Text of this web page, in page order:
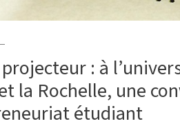
: à
la Rochelle, une
étudiant